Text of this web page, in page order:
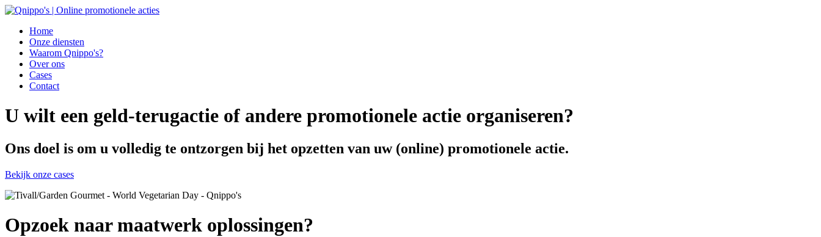
Home
Onze diensten
Waarom Qnippo's?
Over ons
Cases
Contact
U wilt een geld-terugactie of andere promotionele actie organiseren?
Ons doel is om u volledig te ontzorgen bij het opzetten van uw (online) promotionele actie.
Bekijk onze cases
Opzoek naar maatwerk oplossingen?